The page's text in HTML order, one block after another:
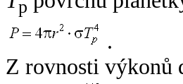
p
.
Z rovnosti výkonů